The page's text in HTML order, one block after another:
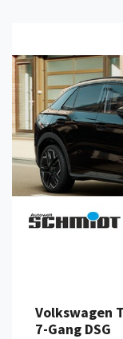
Volkswagen
7-Gang DSG